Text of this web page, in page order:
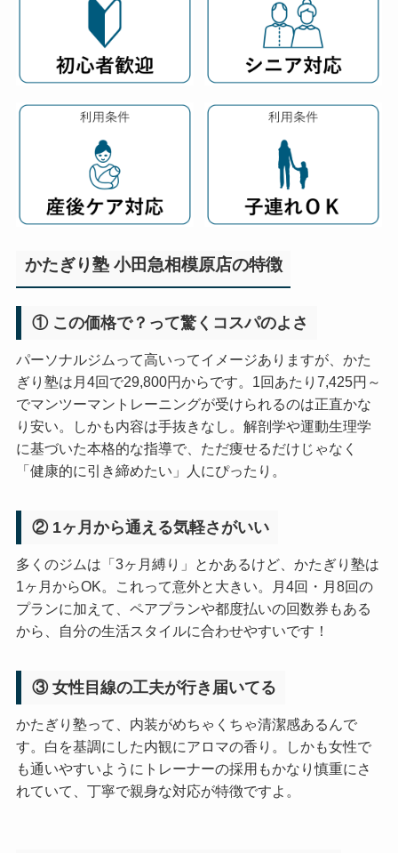
かたぎり塾 小田急相模原店の特徴
① この価格で？って驚くコスパのよさ
パーソナルジムって高いってイメージありますが、かた
ぎり塾は月4回で29,800円からです。1回あたり7,425円～
でマンツーマントレーニングが受けられるのは正直かな
り安い。しかも内容は手抜きなし。解剖学や運動生理学
に基づいた本格的な指導で、ただ痩せるだけじゃなく
「健康的に引き締めたい」人にぴったり。
② 1ヶ月から通える気軽さがいい
多くのジムは「3ヶ月縛り」とかあるけど、かたぎり塾は
1ヶ月からOK。これって意外と大きい。月4回・月8回の
プランに加えて、ペアプランや都度払いの回数券もある
から、自分の生活スタイルに合わせやすいです！
③ 女性目線の工夫が行き届いてる
かたぎり塾って、内装がめちゃくちゃ清潔感あるんで
す。白を基調にした内観にアロマの香り。しかも女性で
も通いやすいようにトレーナーの採用もかなり慎重にさ
れていて、丁寧で親身な対応が特徴ですよ。